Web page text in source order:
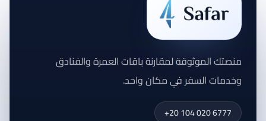
منصتك الموثوقة لمقارنة باقات العمرة والفنادق
وخدمات السفر في مكان واحد.
+20 104 020 6777